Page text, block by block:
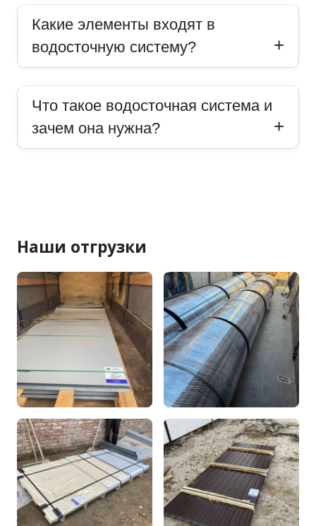
Какие элементы входят в
водосточную систему?
Что такое водосточная система и
зачем она нужна?
Наши отгрузки